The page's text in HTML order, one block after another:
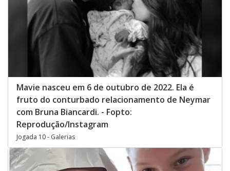
Mavie nasceu em 6 de outubro de 2022. Ela é
fruto do conturbado relacionamento de Neymar
com Bruna Biancardi. - Fopto:
Reprodução/Instagram
Jogada 10 - Galerias